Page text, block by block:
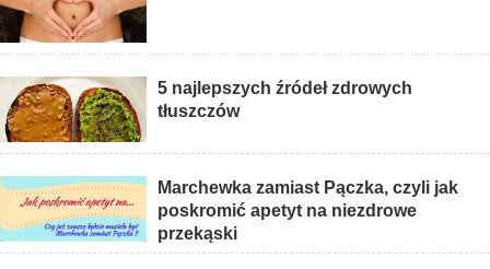
5 najlepszych źródeł zdrowych
tłuszczów
Marchewka zamiast Pączka, czyli jak
poskromić apetyt na niezdrowe
przekąski